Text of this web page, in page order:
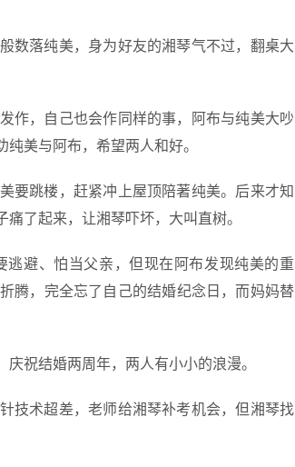
数落纯美，身为好友的湘琴气不过，翻桌大
作，自己也会作同样的事，阿布与纯美大吵
美与阿布，希望两人和好。
要跳楼，赶紧冲上屋顶陪著纯美。后来才知
了起来，让湘琴吓坏，大叫直树。
避、怕当父亲，但现在阿布发现纯美的重
腾，完全忘了自己的结婚纪念日，而妈妈替
祝结婚两周年，两人有小小的浪漫。
技术超差，老师给湘琴补考机会，但湘琴找